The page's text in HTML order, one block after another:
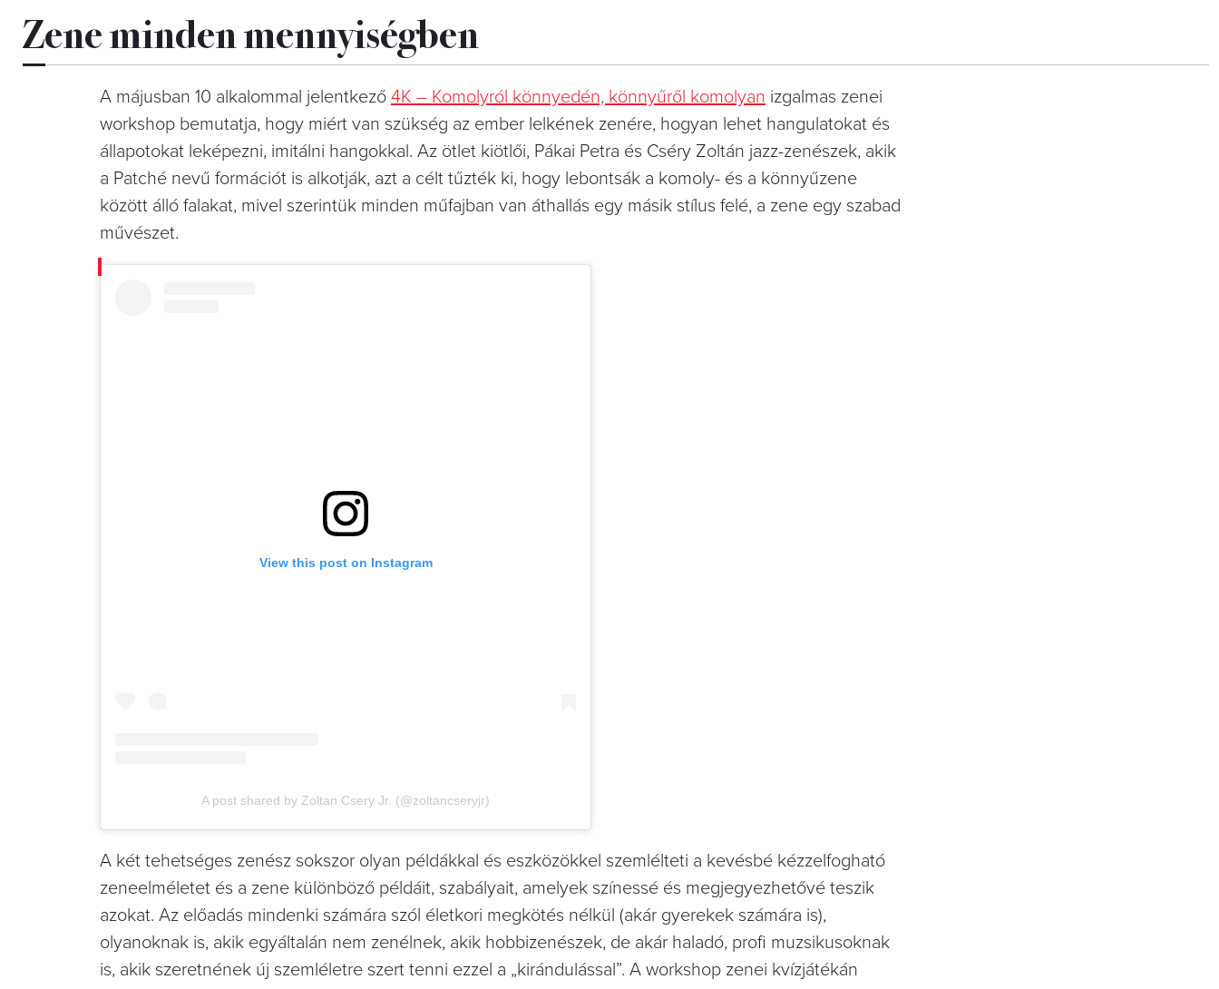
Zene minden mennyiségben
A májusban 10 alkalommal jelentkező 4K – Komolyról könnyedén, könnyűről komolyan izgalmas zenei
workshop bemutatja, hogy miért van szükség az ember lelkének zenére, hogyan lehet hangulatokat és
állapotokat leképezni, imitálni hangokkal. Az ötlet kiötlői, Pákai Petra és Cséry Zoltán jazz-zenészek, akik
a Patché nevű formációt is alkotják, azt a célt tűzték ki, hogy lebontsák a komoly- és a könnyűzene
között álló falakat, mivel szerintük minden műfajban van áthallás egy másik stílus felé, a zene egy szabad
művészet.
View this post on Instagram
A post shared by Zoltan Csery Jr. (@zoltancseryjr)
A két tehetséges zenész sokszor olyan példákkal és eszközökkel szemlélteti a kevésbé kézzelfogható
zeneelméletet és a zene különböző példáit, szabályait, amelyek színessé és megjegyezhetővé teszik
azokat. Az előadás mindenki számára szól életkori megkötés nélkül (akár gyerekek számára is),
olyanoknak is, akik egyáltalán nem zenélnek, akik hobbizenészek, de akár haladó, profi muzsikusoknak
is, akik szeretnének új szemléletre szert tenni ezzel a „kirándulással”. A workshop zenei kvízjátékán